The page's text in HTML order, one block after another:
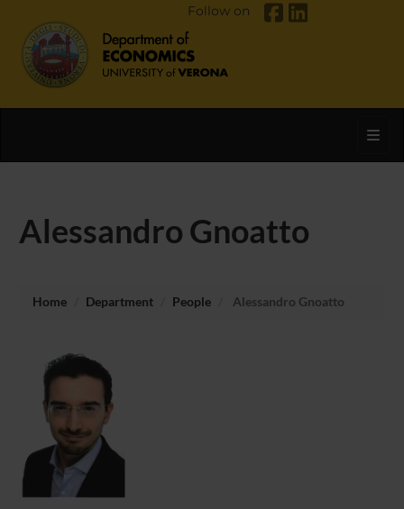
Follow on
Alessandro Gnoatto
Home Department People Alessandro Gnoatto